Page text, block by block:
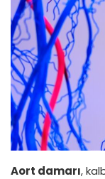
Aort damarı,